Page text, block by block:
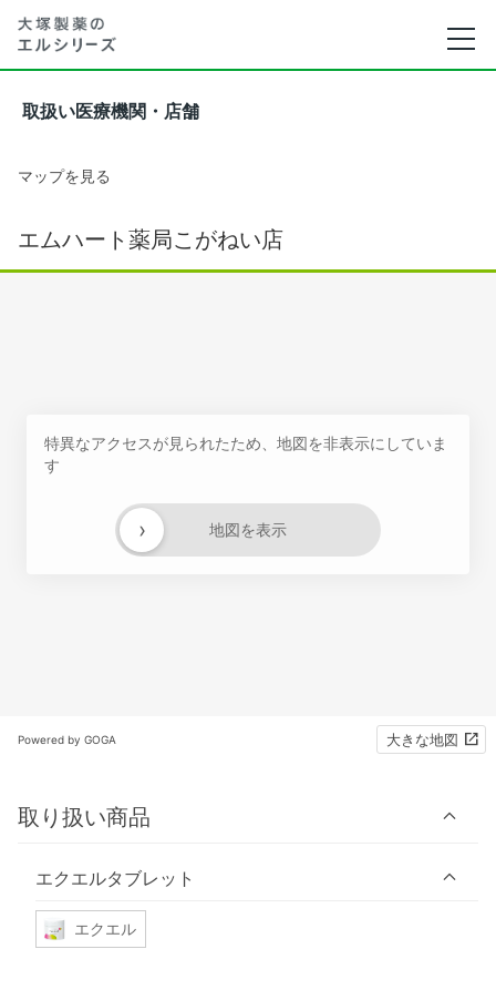
取扱い医療機関・店舗
マップを見る
エムハート薬局こがねい店
特異なアクセスが見られたため、地図を非表示にしていま
す
地図を表示
›
Powered by GOGA 大きな地図
取り扱い商品
エクエルタブレット
エクエル